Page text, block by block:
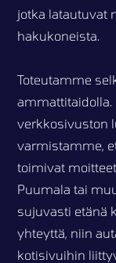
jotka latautuvat
hakukoneista.
Toteutamme
ammattitaidolla.
verkkosivuston
varmistamme,
toimivat
Puumala tai
sujuvasti etänä
yhteyttä, niin
kotisivuihin